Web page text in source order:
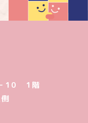
－10 1階